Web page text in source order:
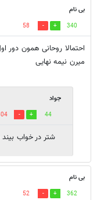
بی نام
340
58
احتمالا روحانی همون دور
میرن نیمه نهایی
جواد
44
شتر در خواب بیند
بی نام
362
52